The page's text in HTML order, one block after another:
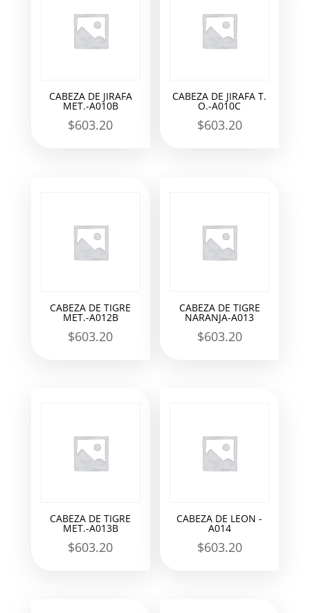
CABEZA DE JIRAFA
MET.-A010B
$603.20
CABEZA DE JIRAFA T.
O.-A010C
$603.20
CABEZA DE TIGRE
MET.-A012B
$603.20
CABEZA DE TIGRE
NARANJA-A013
$603.20
CABEZA DE TIGRE
MET.-A013B
$603.20
CABEZA DE LEON -
A014
$603.20